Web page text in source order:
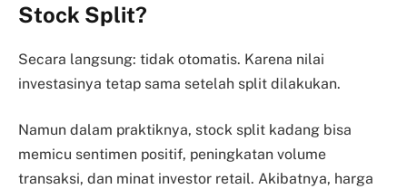
Stock Split?
Secara langsung: tidak otomatis. Karena nilai
investasinya tetap sama setelah split dilakukan.
Namun dalam praktiknya, stock split kadang bisa
memicu sentimen positif, peningkatan volume
transaksi, dan minat investor retail. Akibatnya, harga